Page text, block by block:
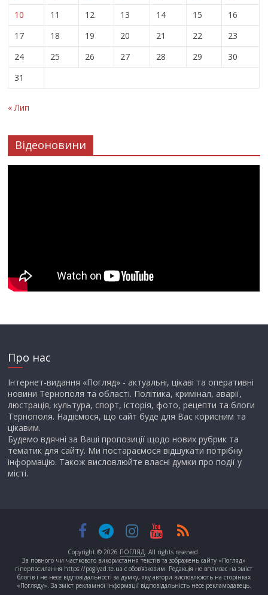
10
11 12 13 14 15
16
17
18 19 20 21 22
23
24
25 26 27 28 29
30
31
« Лип
Відеоновини
Про нас
Інтернет-видання «Погляд» - актуальні, цікаві та оперативні
новини Тернополя та області. Політика, кримінал, аварії,
люстрація, культура, спорт, історія, фото, рецепти та блоги
Тернополя. Надіємося, що сайт буде для Вас корисним та
цікавим.
Будемо вдячні за Ваші пропозиції щодо нових рубрик та
тематик для сайту. Ми постараємося відшукати потрібну
інформацію. Також висловлюйте власні думки про події у
місті.
Copyright © 2026 ПОГЛЯД. All rights reserved.
За повного чи часткового використання текстів та зображень сайту «Погляд»
гіперпосилання https://poglyad.te.ua є обов’язковим. Редакція не впливає на зміст
блогів і не несе відповідальності за думку, яку автори висловлюють на сторінках
«Погляду». За зміст рекламної інформації відповідальність несе рекламодавець.